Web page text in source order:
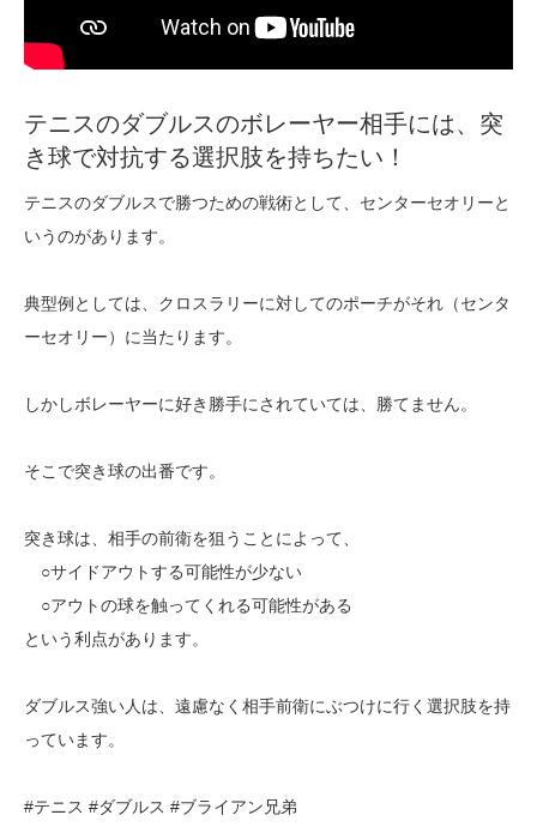
テニスのダブルスのボレーヤー相手には、突
き球で対抗する選択肢を持ちたい！
テニスのダブルスで勝つための戦術として、センターセオリーと
いうのがあります。
典型例としては、クロスラリーに対してのポーチがそれ（センタ
ーセオリー）に当たります。
しかしボレーヤーに好き勝手にされていては、勝てません。
そこで突き球の出番です。
突き球は、相手の前衛を狙うことによって、
○サイドアウトする可能性が少ない
○アウトの球を触ってくれる可能性がある
という利点があります。
ダブルス強い人は、遠慮なく相手前衛にぶつけに行く選択肢を持
っています。
#テニス #ダブルス #ブライアン兄弟